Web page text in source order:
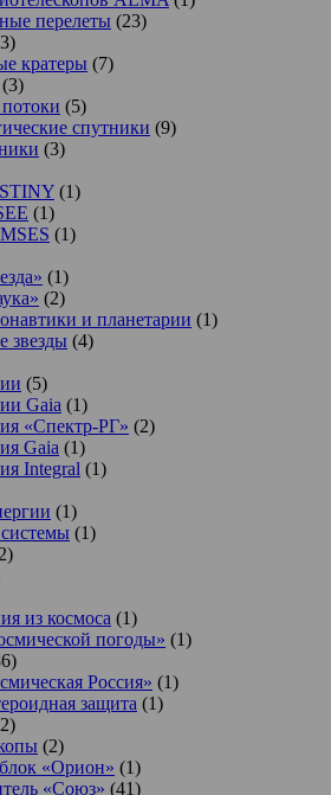
перелеты (23)
кратеры (7)
(3)
(5)
спутники (9)
(3)
(1)
(1)
(1)
(1)
(2)
и планетарии (1)
звезды (4)
(5)
Gaia (1)
«Спектр-РГ» (2)
Gaia (1)
Integral (1)
(1)
(1)
из космоса (1)
погоды» (1)
Россия» (1)
защита (1)
(2)
«Орион» (1)
«Союз» (41)